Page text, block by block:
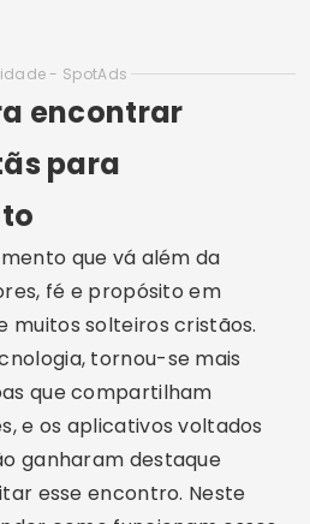
- SpotAds
encontrar
para
que vá além da
fé e propósito em
muitos solteiros cristãos.
tornou-se mais
que compartilham
e os aplicativos voltados
ganharam destaque
esse encontro. Neste